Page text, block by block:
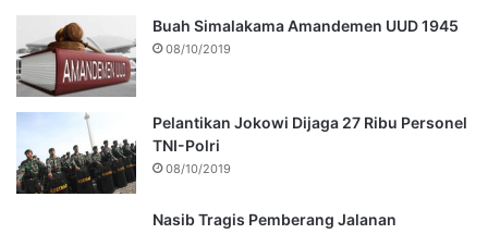
Buah Simalakama Amandemen UUD 1945
08/10/2019
Pelantikan Jokowi Dijaga 27 Ribu Personel
TNI-Polri
08/10/2019
Nasib Tragis Pemberang Jalanan